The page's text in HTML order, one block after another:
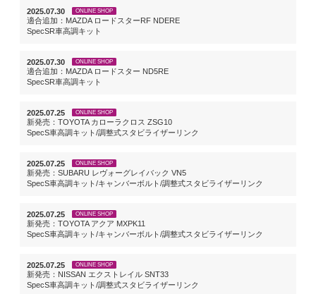
2025.07.30 ONLINE SHOP
適合追加：MAZDA ロードスターRF NDERE
SpecSR車高調キット
2025.07.30 ONLINE SHOP
適合追加：MAZDA ロードスター ND5RE
SpecSR車高調キット
2025.07.25 ONLINE SHOP
新発売：TOYOTA カローラクロス ZSG10
SpecS車高調キット/調整式スタビライザーリンク
2025.07.25 ONLINE SHOP
新発売：SUBARU レヴォーグレイバック VN5
SpecS車高調キット/キャンバーボルト/調整式スタビライザーリンク
2025.07.25 ONLINE SHOP
新発売：TOYOTA アクア MXPK11
SpecS車高調キット/キャンバーボルト/調整式スタビライザーリンク
2025.07.25 ONLINE SHOP
新発売：NISSAN エクストレイル SNT33
SpecS車高調キット/調整式スタビライザーリンク